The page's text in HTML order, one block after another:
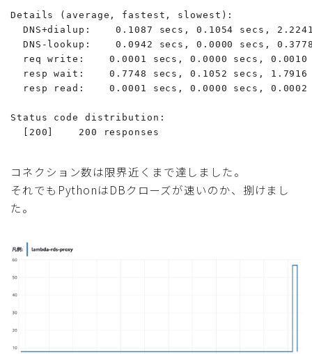
Details (average, fastest, slowest):
DNS+dialup:    0.1087 secs, 0.1054 secs,
DNS-lookup:    0.0942 secs, 0.0000 secs,
req write:    0.0001 secs, 0.0000 secs, 0.0010
resp wait:    0.7748 secs, 0.1052 secs, 1.7916
resp read:    0.0001 secs, 0.0000 secs, 0.0002
Status code distribution:
  [200]    200 responses
コネクション数は限界近くまで達しました。
それでもPythonはDBクローズが速いのか、捌けまし
た。